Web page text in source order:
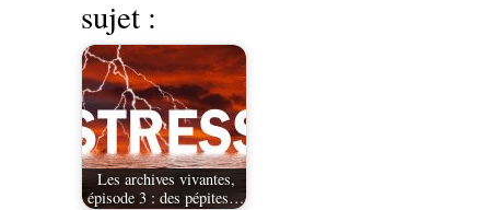
sujet :
Les archives vivantes,
épisode 3 : des pépites…